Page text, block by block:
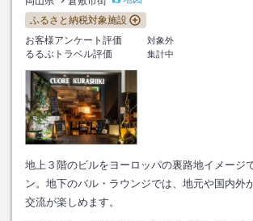
ふるさと納税対象施設
お客様アンケート評価
対象外
るるぶトラベル評価 集計中
地上３階のビルをヨーロッパの裏路地イメージ
ン。地下のバル・ラウンジでは、地元や国内外
交流が楽しめます。